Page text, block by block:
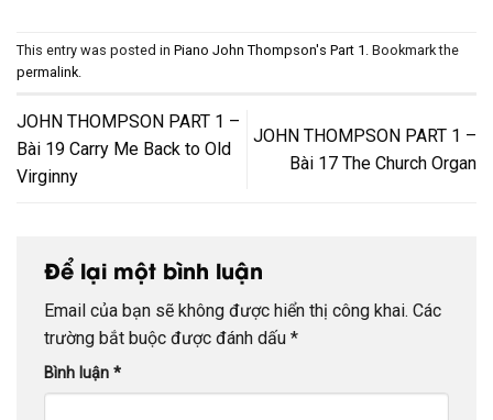
This entry was posted in Piano John Thompson's Part 1 . Bookmark the
permalink.
JOHN THOMPSON PART 1 –
Bài 19 Carry Me Back to Old
Virginny
JOHN THOMPSON PART 1 –
Bài 17 The Church Organ
Để lại một bình luận
Email của bạn sẽ không được hiển thị công khai. Các
trường bắt buộc được đánh dấu *
Bình luận *